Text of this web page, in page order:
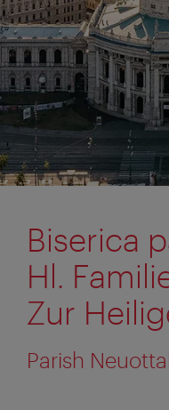
Biserica
Hl.
Zur
Parish